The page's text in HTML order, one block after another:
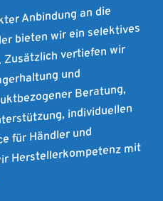
Anbindung an die
bieten wir ein selektives
vertiefen wir
undBeratung,
individuellen
für Händler und
Herstellerkompetenz mit